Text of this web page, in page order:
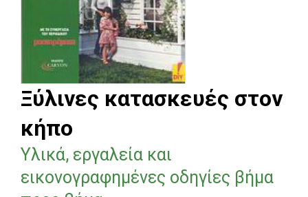
Ξύλινες κατασκευές στον
κήπο
Υλικά, εργαλεία και
εικονογραφημένες οδηγίες βήμα